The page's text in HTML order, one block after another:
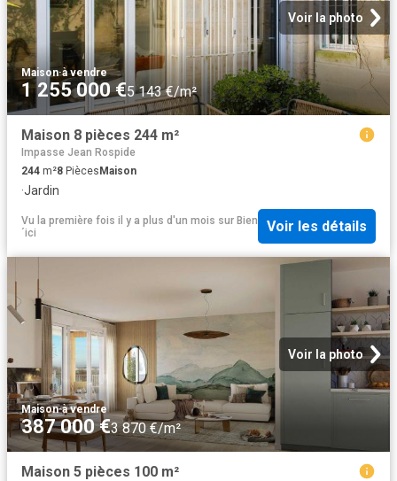
Voir la photo
Maison·à vendre
1 255 000 €5 143 €/m²
Maison 8 pièces 244 m²
Impasse Jean Rospide
244 m²8 Pièces Maison
·Jardin
Vu la première fois il y a plus d'un mois sur Bien
´ici
Voir les détails
Voir la photo
Maison·à vendre
387 000 €3 870 €/m²
Maison 5 pièces 100 m²